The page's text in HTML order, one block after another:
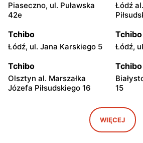
Piaseczno, ul. Puławska
42e
Łódź
Tchibo
Łódź, ul. Jana Karskiego 5
Tchibo
Łódź,
Tchibo
Olsztyn al. Marszałka
Józefa Piłsudskiego 16
Tchibo
15
Bydgoszcz, ul. Fordońska
Tchibo
39-47
WIĘCEJ